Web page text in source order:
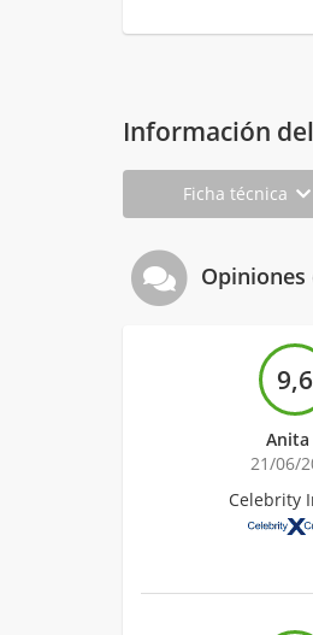
Información
Ficha técnica
9,6
Anita
21/06/
Celebrity